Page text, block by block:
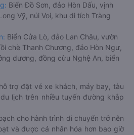
Biển Đồ Sơn, đảo Hòn Dấu, vịnh
Vỹ, núi Voi, khu di tích Tràng
Biển Cửa Lò, đảo Lan Châu, vườn
chè Thanh Chương, đảo Hòn Ngư,
dương, đồng cừu Nghệ An, biển
trợ đặt vé xe khách, máy bay, tàu
lịch trên nhiều tuyến đường khắp
cho hành trình di chuyển trở nên
và được cá nhân hóa hơn bao giờ